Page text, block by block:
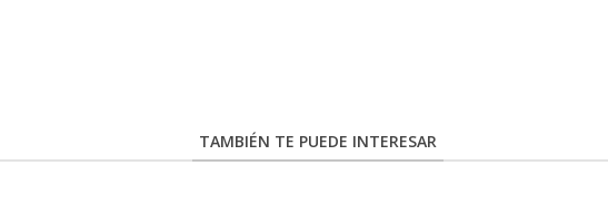
TAMBIÉN TE PUEDE INTERESAR